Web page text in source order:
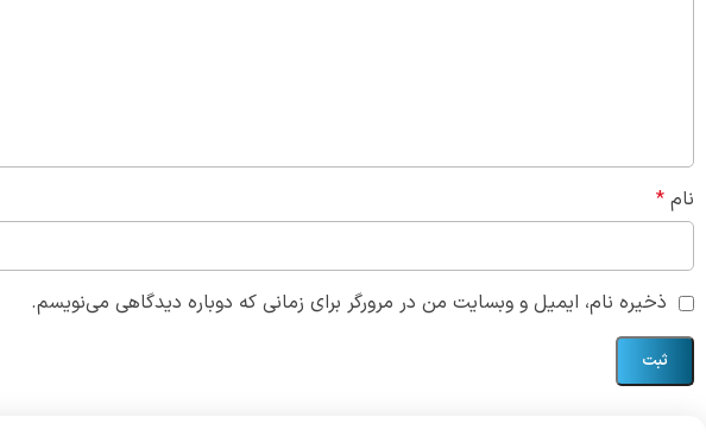
نام *
ذخیره نام، ایمیل و وبسایت من در مرورگر برای زمانی که دوباره دیدگاهی می‌نویسم.